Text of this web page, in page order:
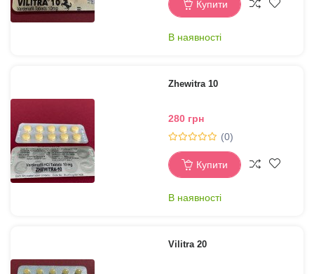
Купити
В наявності
Zhewitra 10
280 грн
(0)
Купити
В наявності
Vilitra 20